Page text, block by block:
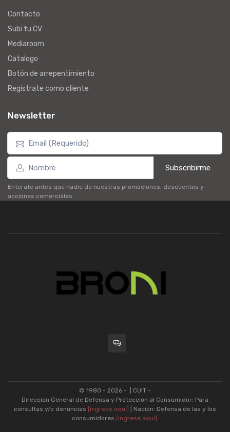
Contacto
Subi tu CV
Mediaroom
Catalogo
Botón de arrepentimiento
Registrate como cliente
Newsletter
Subscribirme
Enterate antes que nadie de nuestras promociones, descuentos y
acciones comerciales.
© 1980 - 2026 -
| CUIT -
Dirección General de Defensa y Protección al Consumidor: Para
consultas y/o denuncias [ingrese aquí]
| Nación: Defensa de las y los
consumidores [ingrese aquí] .